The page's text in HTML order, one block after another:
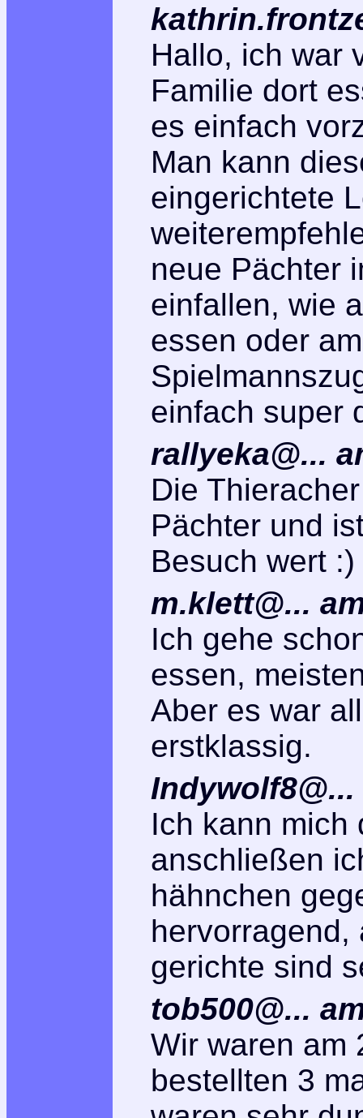
Hallo, ich war
Familie dort
es einfach
Man kann
eingerichtete
neue Pächter
einfallen, wie
essen oder
einfach super
rallyeka@...
Die
Pächter und
Besuch wert :)
m.klett@...
Ich gehe
essen,
Aber es war
erstklassig.
Indywolf8@...
Ich kann mich
anschließen
hähnchen
hervorragend,
gerichte sind
tob500@...
Wir waren am
bestellten 3